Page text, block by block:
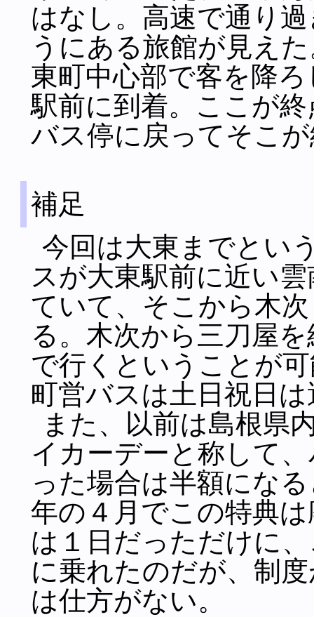
はなし。高速で通り
うにある旅館が見え
東町中心部で客を降
駅前に到着。ここが
バス停に戻ってそこ
補足
今回は大東までとい
スが大東駅前に近い
ていて、そこから木
る。木次から三刀屋
で行くということが
町営バスは土日祝日
また、以前は島根県
イカーデーと称して
った場合は半額にな
年の４月でこの特典
は１日だっただけに
に乗れたのだが、制
は仕方がない。